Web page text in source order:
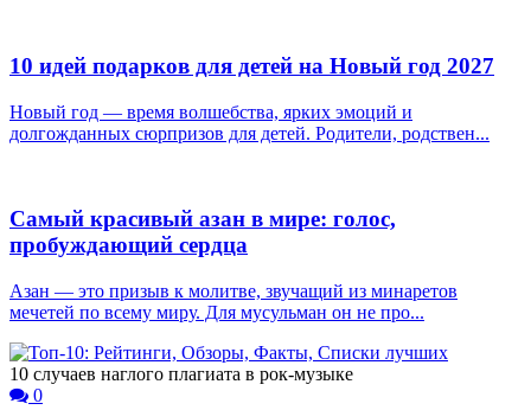
10 идей подарков для детей на Новый год 2027
Новый год — время волшебства, ярких эмоций и
долгожданных сюрпризов для детей. Родители, родствен...
Самый красивый азан в мире: голос,
пробуждающий сердца
Азан — это призыв к молитве, звучащий из минаретов
мечетей по всему миру. Для мусульман он не про...
10 случаев наглого плагиата в рок-музыке
0